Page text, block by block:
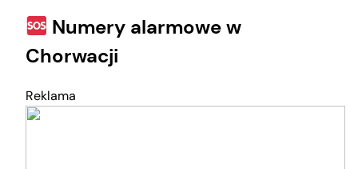
Numery alarmowe w
Chorwacji
Reklama